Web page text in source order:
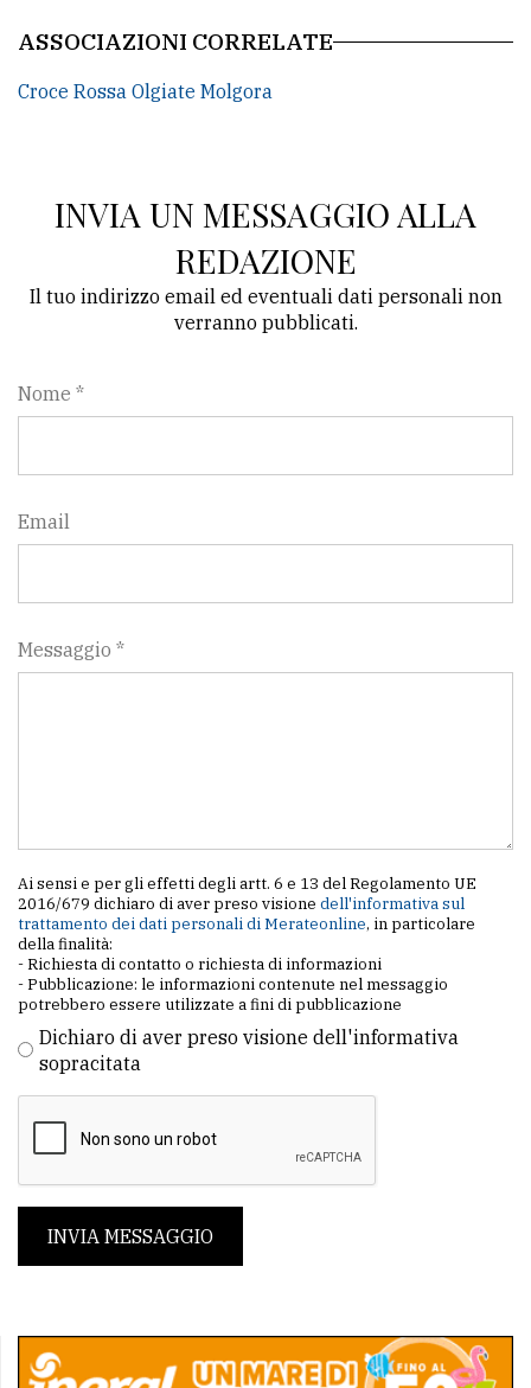
ASSOCIAZIONI CORRELATE
Croce Rossa Olgiate Molgora
INVIA UN MESSAGGIO ALLA
REDAZIONE
Il tuo indirizzo email ed eventuali dati personali non
verranno pubblicati.
Nome *
Email
Messaggio *
Ai sensi e per gli effetti degli artt. 6 e 13 del Regolamento UE
2016/679 dichiaro di aver preso visione dell'informativa sul
trattamento dei dati personali di Merateonline, in particolare
della finalità:
- Richiesta di contatto o richiesta di informazioni
- Pubblicazione: le informazioni contenute nel messaggio
potrebbero essere utilizzate a fini di pubblicazione
Dichiaro di aver preso visione dell'informativa
sopracitata
INVIA MESSAGGIO